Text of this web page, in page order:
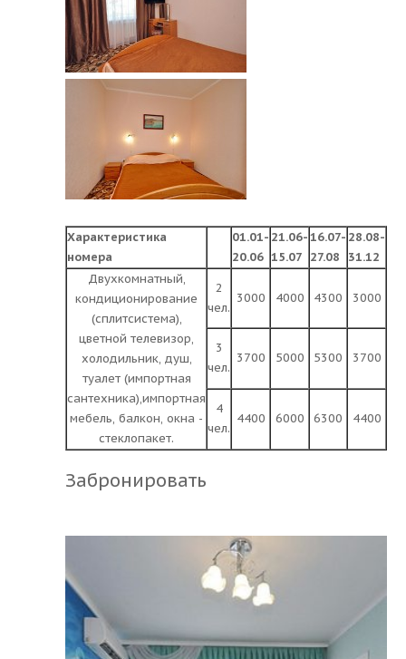
Характеристика
номера
01.01-
20.06
21.06-
15.07
16.07-
27.08
28.08-
31.12
Двухкомнатный,
кондиционирование
(сплитсистема),
цветной телевизор,
холодильник, душ,
туалет (импортная
сантехника),импортная
мебель, балкон, окна -
стеклопакет.
2
чел.
3000 4000 4300 3000
3
чел.
3700 5000 5300 3700
4
чел.
4400 6000 6300 4400
Забронировать